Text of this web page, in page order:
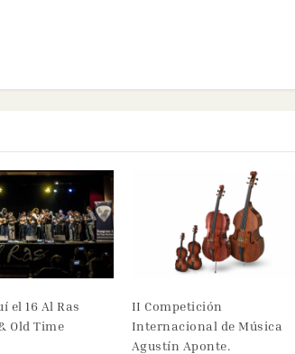
el 16 Al Ras
Old Time
II Competición
Internacional de Música
Agustín Aponte.